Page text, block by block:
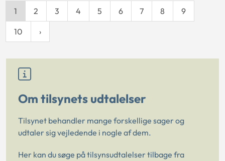
1 2 3 4 5 6 7 8 9
10
Om tilsynets udtalelser
Tilsynet behandler mange forskellige sager og
udtaler sig vejledende i nogle af dem.
Her kan du søge på tilsynsudtalelser tilbage fra